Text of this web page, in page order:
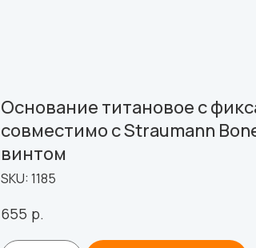
Основание титановое с
совместимо с Straumann
винтом
SKU:1185
655 р.